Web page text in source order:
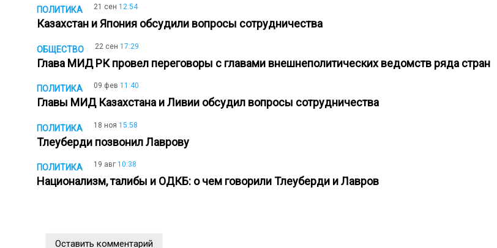
ПОЛИТИКА 21 сен 12:54
Казахстан и Япония обсудили вопросы сотрудничества
ОБЩЕСТВО 22 сен 17:29
Глава МИД РК провел переговоры с главами внешнеполитических ведомств ряда стран
ПОЛИТИКА 09 фев 11:40
Главы МИД Казахстана и Ливии обсудил вопросы сотрудничества
ПОЛИТИКА 18 ноя 15:58
Тлеуберди позвонил Лаврову
ПОЛИТИКА 19 авг 10:38
Национализм, талибы и ОДКБ: о чем говорили Тлеуберди и Лавров
Оставить комментарий